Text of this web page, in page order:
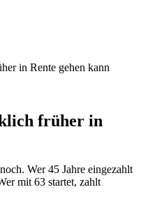
in Rente gehen kann
früher in
Wer 45 Jahre eingezahlt
mit 63 startet, zahlt